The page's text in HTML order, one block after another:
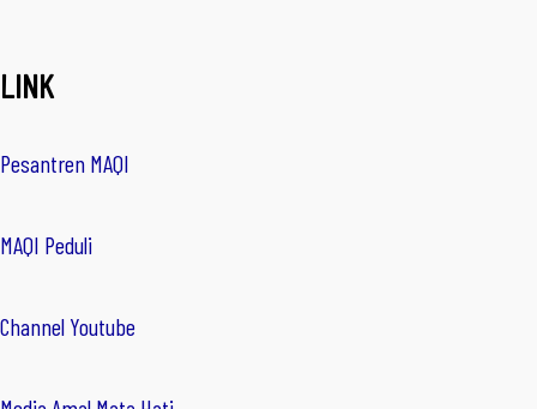
LINK
Pesantren MAQI
MAQI Peduli
Channel Youtube